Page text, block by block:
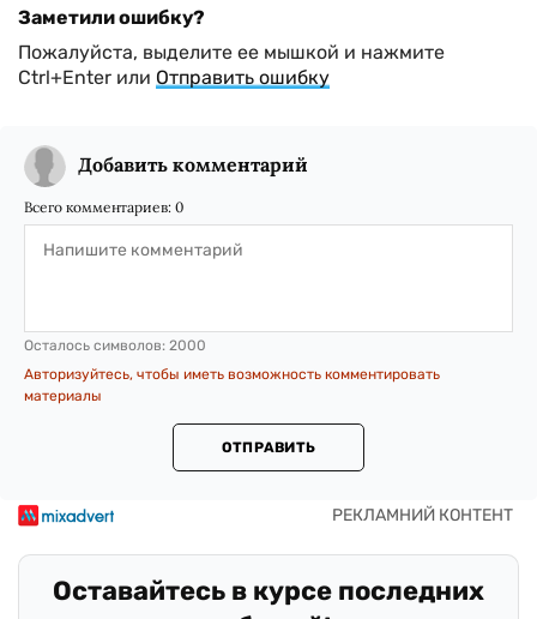
Заметили ошибку?
Пожалуйста, выделите ее мышкой и нажмите
Ctrl+Enter или Отправить ошибку
Добавить комментарий
Всего комментариев: 0
Осталось символов: 2000
Авторизуйтесь, чтобы иметь возможность комментировать
материалы
ОТПРАВИТЬ
Оставайтесь в курсе последних